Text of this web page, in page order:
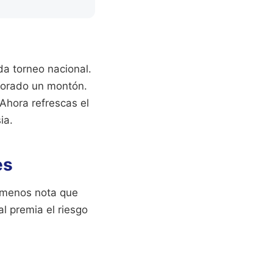
torneo nacional.
un montón.
refrescas el
nota que
premia el riesgo